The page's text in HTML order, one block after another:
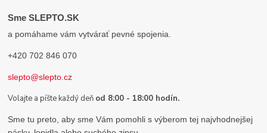
Sme SLEPTO.SK
a pomáhame vám vytvárať pevné spojenia.
+420 702 846 070
slepto@slepto.cz
Volajte a píšte každý deň od 8:00 - 18:00 hodín.
Sme tu preto, aby sme Vám pomohli s výberom tej najvhodnejšej